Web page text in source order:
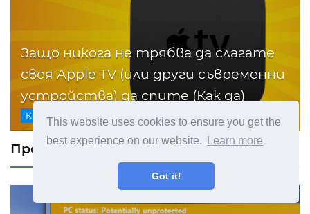
This website uses cookies to ensure you get the
best experience on our website.
Learn more
Got it!
Защо никога не трябва да слагате
своя Apple TV (или други съвременни
устройства) да спите (Как да)
Как Да
Предишна статия »